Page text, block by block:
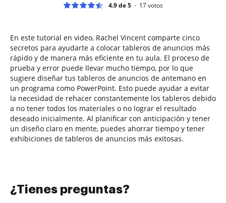
4.9 de 5 17votos
En este tutorial en video, Rachel Vincent comparte cinco
secretos para ayudarte a colocar tableros de anuncios más
rápido y de manera más eficiente en tu aula. El proceso de
prueba y error puede llevar mucho tiempo, por lo que
sugiere diseñar tus tableros de anuncios de antemano en
un programa como PowerPoint. Esto puede ayudar a evitar
la necesidad de rehacer constantemente los tableros debido
a no tener todos los materiales o no lograr el resultado
deseado inicialmente. Al planificar con anticipación y tener
un diseño claro en mente, puedes ahorrar tiempo y tener
exhibiciones de tableros de anuncios más exitosas.
¿Tienes preguntas?